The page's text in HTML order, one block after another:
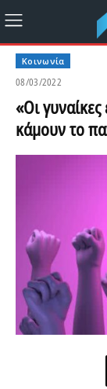
Κοινωνία
08/03/2022
«Οι γυναίκες
κάμουν το